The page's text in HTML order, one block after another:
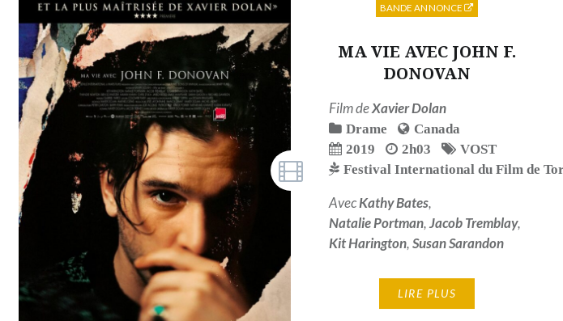
MA VIE AVEC JOHN F.
DONOVAN
Film deXavier Dolan
Drame
Canada
2019
2h03
VOST
Festival International du Film de
AvecKathy Bates,
Natalie Portman,Jacob Tremblay,
Kit Harington,Susan Sarandon
LIRE PLUS
BANDE ANNONCE